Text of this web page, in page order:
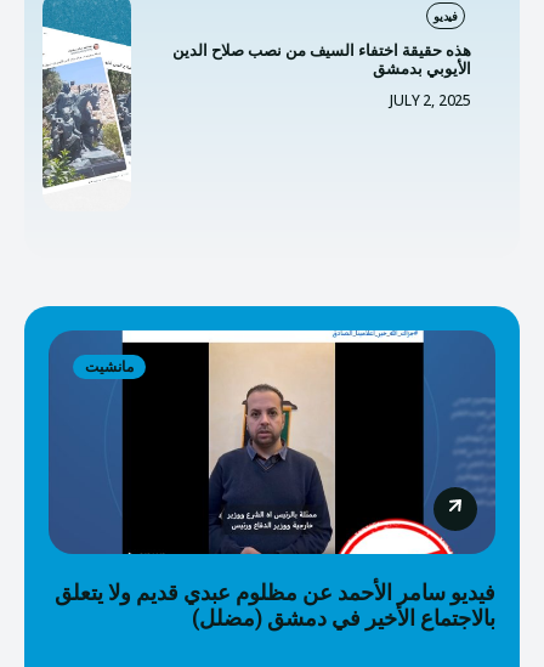
فيديو
هذه حقيقة اختفاء السيف من نصب صلاح الدين
الأيوبي بدمشق
JULY 2, 2025
مانشيت
فيديو سامر الأحمد عن مظلوم عبدي قديم ولا يتعلق
بالاجتماع الأخير في دمشق (مضلل)